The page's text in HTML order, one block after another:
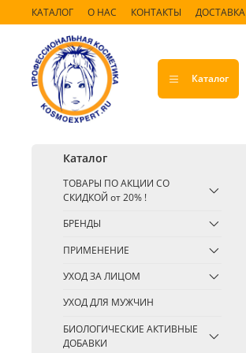
КАТАЛОГ О НАС КОНТАКТЫ ДОСТАВКА
Каталог
Каталог
ТОВАРЫ ПО АКЦИИ СО
СКИДКОЙ от 20% !
БРЕНДЫ
ПРИМЕНЕНИЕ
УХОД ЗА ЛИЦОМ
УХОД ДЛЯ МУЖЧИН
БИОЛОГИЧЕСКИЕ АКТИВНЫЕ
ДОБАВКИ